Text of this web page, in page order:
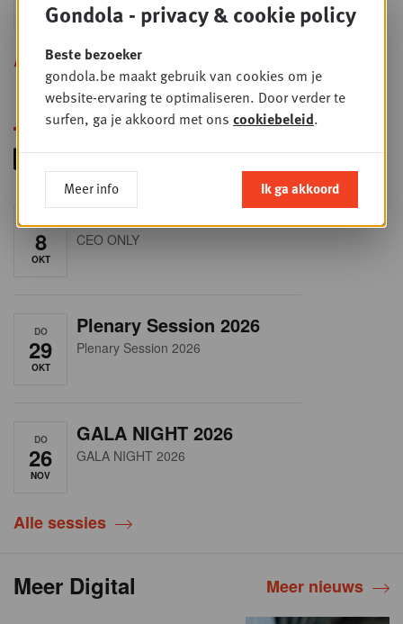
SEP Sales & Nego summit 2026
Alle opleidingen
DO
8
OKT
RET-TALK
CEO ONLY
DO
29
OKT
Plenary Session 2026
Plenary Session 2026
DO
26
NOV
GALA NIGHT 2026
GALA NIGHT 2026
Alle sessies
Meer Digital Meer nieuws
Gondola - privacy & cookie policy
Beste bezoeker
gondola.be maakt gebruik van cookies om je
website-ervaring te optimaliseren. Door verder te
surfen, ga je akkoord met ons cookiebeleid.
Meer info Ik ga akkoord